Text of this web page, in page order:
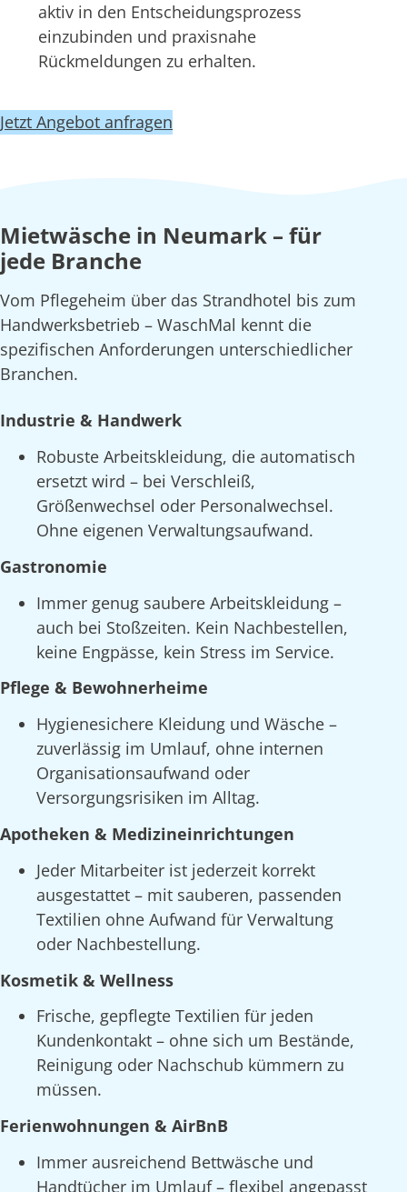
aktiv in den Entscheidungsprozess
einzubinden und praxisnahe
Rückmeldungen zu erhalten.
Jetzt Angebot anfragen
Mietwäsche in Neumark – für
jede Branche
Vom Pflegeheim über das Strandhotel bis zum
Handwerksbetrieb – WaschMal kennt die
spezifischen Anforderungen unterschiedlicher
Branchen.
Industrie & Handwerk
Robuste Arbeitskleidung, die automatisch
ersetzt wird – bei Verschleiß,
Größenwechsel oder Personalwechsel.
Ohne eigenen Verwaltungsaufwand.
Gastronomie
Immer genug saubere Arbeitskleidung –
auch bei Stoßzeiten. Kein Nachbestellen,
keine Engpässe, kein Stress im Service.
Pflege & Bewohnerheime
Hygienesichere Kleidung und Wäsche –
zuverlässig im Umlauf, ohne internen
Organisationsaufwand oder
Versorgungsrisiken im Alltag.
Apotheken & Medizineinrichtungen
Jeder Mitarbeiter ist jederzeit korrekt
ausgestattet – mit sauberen, passenden
Textilien ohne Aufwand für Verwaltung
oder Nachbestellung.
Kosmetik & Wellness
Frische, gepflegte Textilien für jeden
Kundenkontakt – ohne sich um Bestände,
Reinigung oder Nachschub kümmern zu
müssen.
Ferienwohnungen & AirBnB
Immer ausreichend Bettwäsche und
Handtücher im Umlauf – flexibel angepasst